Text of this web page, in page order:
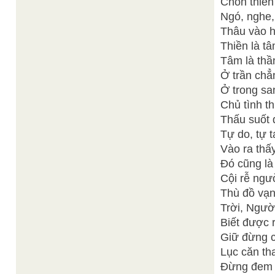
Ngó,
Thâu vào
Thiền là
Tâm là
Ở trần
Ở trong
Chủ tình
Thấu suốt
Tự do, tự
Vào ra
Đó cũng
Cội rễ
Thù đồ
Trời,
Biết được
Giữ đừng
Lục căn
Đừng đem